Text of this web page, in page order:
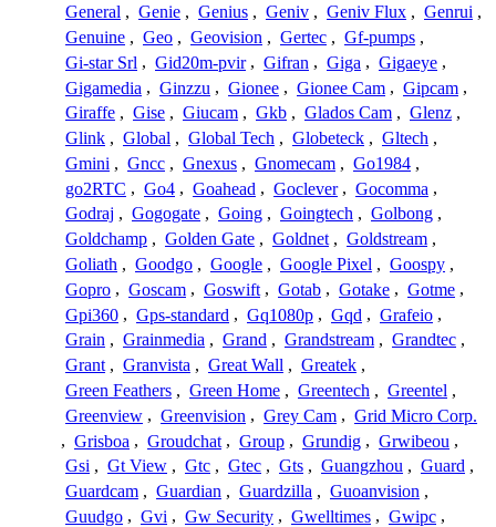
General , Genie , Genius , Geniv , Geniv Flux , Genrui ,
Genuine , Geo , Geovision , Gertec , Gf-pumps ,
Gi-star Srl , Gid20m-pvir , Gifran , Giga , Gigaeye ,
Gigamedia , Ginzzu , Gionee , Gionee Cam , Gipcam ,
Giraffe , Gise , Giucam , Gkb , Glados Cam , Glenz ,
Glink , Global , Global Tech , Globeteck , Gltech ,
Gmini , Gncc , Gnexus , Gnomecam , Go1984 ,
go2RTC , Go4 , Goahead , Goclever , Gocomma ,
Godraj , Gogogate , Going , Goingtech , Golbong ,
Goldchamp , Golden Gate , Goldnet , Goldstream ,
Goliath , Goodgo , Google , Google Pixel , Goospy ,
Gopro , Goscam , Goswift , Gotab , Gotake , Gotme ,
Gpi360 , Gps-standard , Gq1080p , Gqd , Grafeio ,
Grain , Grainmedia , Grand , Grandstream , Grandtec ,
Grant , Granvista , Great Wall , Greatek ,
Green Feathers , Green Home , Greentech , Greentel ,
Greenview , Greenvision , Grey Cam , Grid Micro Corp.
, Grisboa , Groudchat , Group , Grundig , Grwibeou ,
Gsi , Gt View , Gtc , Gtec , Gts , Guangzhou , Guard ,
Guardcam , Guardian , Guardzilla , Guoanvision ,
Guudgo , Gvi , Gw Security , Gwelltimes , Gwipc ,